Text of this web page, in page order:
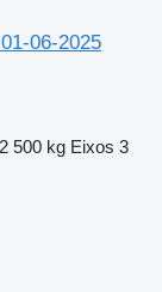
06-2025
500 kg Eixos 3